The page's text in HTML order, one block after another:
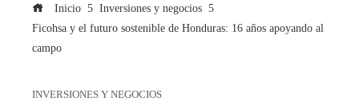
Inicio
Inversiones y negocios
Ficohsa y el futuro sostenible de Honduras: 16 años apoyando al
campo
INVERSIONES Y NEGOCIOS